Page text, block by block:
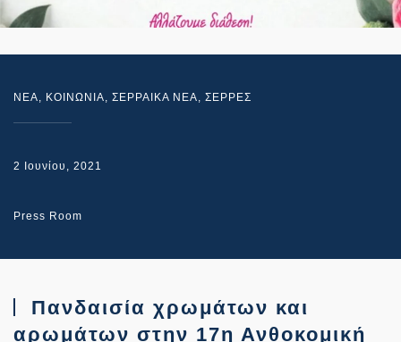
NEA, ΚΟΙΝΩΝΙΑ, ΣΕΡΡΑΙΚΑ ΝΕΑ, ΣΕΡΡΕΣ
2 Ιουνίου, 2021
Press Room
Πανδαισία χρωμάτων και
αρωμάτων στην 17η Ανθοκομική